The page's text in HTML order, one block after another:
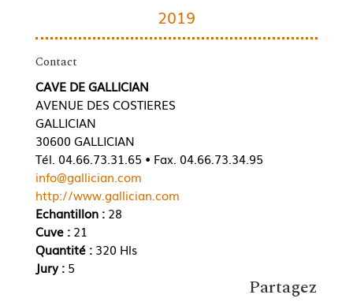
2019
Contact
CAVE DE GALLICIAN
AVENUE DES COSTIERES
GALLICIAN
30600 GALLICIAN
Tél. 04.66.73.31.65 • Fax. 04.66.73.34.95
info@gallician.com
http://www.gallician.com
Echantillon :28
Cuve : 21
Quantité : 320 Hls
Jury : 5
Partagez